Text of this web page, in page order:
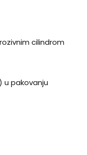
cilindrom
u pakovanju